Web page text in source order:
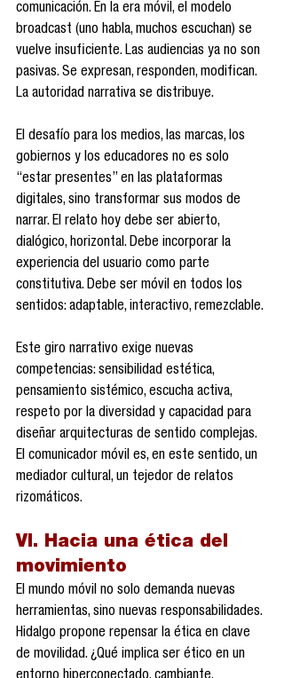
comunicación. En la era móvil, el modelo
broadcast (uno habla, muchos escuchan) se
vuelve insuficiente. Las audiencias ya no son
pasivas. Se expresan, responden, modifican.
La autoridad narrativa se distribuye.
El desafío para los medios, las marcas, los
gobiernos y los educadores no es solo
“estar presentes” en las plataformas
digitales, sino transformar sus modos de
narrar. El relato hoy debe ser abierto,
dialógico, horizontal. Debe incorporar la
experiencia del usuario como parte
constitutiva. Debe ser móvil en todos los
sentidos: adaptable, interactivo, remezclable.
Este giro narrativo exige nuevas
competencias: sensibilidad estética,
pensamiento sistémico, escucha activa,
respeto por la diversidad y capacidad para
diseñar arquitecturas de sentido complejas.
El comunicador móvil es, en este sentido, un
mediador cultural, un tejedor de relatos
rizomáticos.
VI. Hacia una ética del
movimiento
El mundo móvil no solo demanda nuevas
herramientas, sino nuevas responsabilidades.
Hidalgo propone repensar la ética en clave
de movilidad. ¿Qué implica ser ético en un